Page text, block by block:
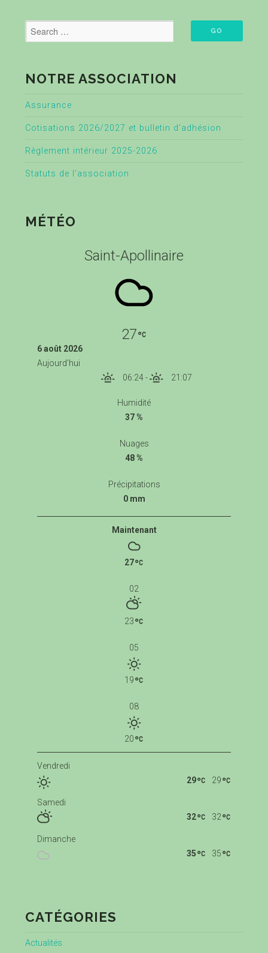
NOTRE ASSOCIATION
Assurance
Cotisations 2026/2027 et bulletin d’adhésion
Règlement intérieur 2025-2026
Statuts de l’association
MÉTÉO
Saint-Apollinaire
27
6 août 2026
Aujourd'hui
06:24- 21:07
Humidité
37 %
Nuages
48 %
Précipitations
0 mm
Maintenant
27
02
23
05
19
08
20
Vendredi
29
29
Samedi
32
32
Dimanche
35
35
CATÉGORIES
Actualités